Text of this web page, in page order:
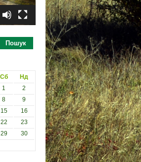
Пошук
Сб
Нд
1
2
8
9
15
16
22
23
29
30